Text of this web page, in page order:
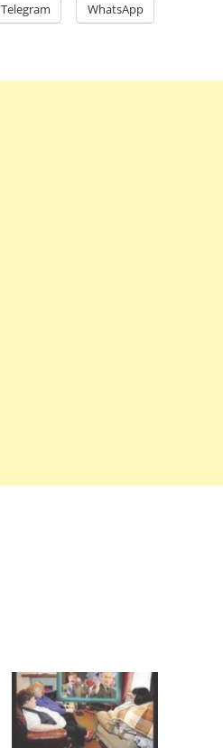
Telegram WhatsApp